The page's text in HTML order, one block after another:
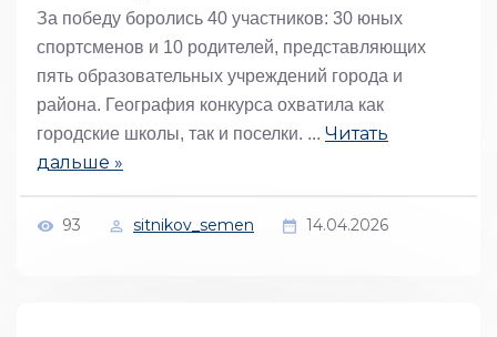
За победу боролись 40 участников: 30 юных
спортсменов и 10 родителей, представляющих
пять образовательных учреждений города и
района. География конкурса охватила как
городские школы, так и поселки. ... Читать
дальше »
93 sitnikov_semen 14.04.2026